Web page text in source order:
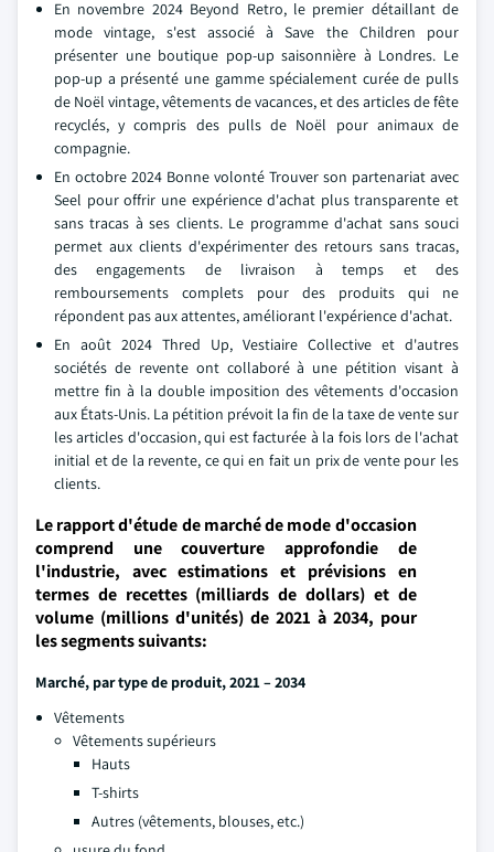
En novembre 2024 Beyond Retro, le premier détaillant de
mode vintage, s'est associé à Save the Children pour
présenter une boutique pop-up saisonnière à Londres. Le
pop-up a présenté une gamme spécialement curée de pulls
de Noël vintage, vêtements de vacances, et des articles de fête
recyclés, y compris des pulls de Noël pour animaux de
compagnie.
En octobre 2024 Bonne volonté Trouver son partenariat avec
Seel pour offrir une expérience d'achat plus transparente et
sans tracas à ses clients. Le programme d'achat sans souci
permet aux clients d'expérimenter des retours sans tracas,
des engagements de livraison à temps et des
remboursements complets pour des produits qui ne
répondent pas aux attentes, améliorant l'expérience d'achat.
En août 2024 Thred Up, Vestiaire Collective et d'autres
sociétés de revente ont collaboré à une pétition visant à
mettre fin à la double imposition des vêtements d'occasion
aux États-Unis. La pétition prévoit la fin de la taxe de vente sur
les articles d'occasion, qui est facturée à la fois lors de l'achat
initial et de la revente, ce qui en fait un prix de vente pour les
clients.
Le rapport d'étude de marché de mode d'occasion
comprend une couverture approfondie de
l'industrie, avec estimations et prévisions en
termes de recettes (milliards de dollars) et de
volume (millions d'unités) de 2021 à 2034, pour
les segments suivants:
Marché, par type de produit, 2021 – 2034
Vêtements
Vêtements supérieurs
Hauts
T-shirts
Autres (vêtements, blouses, etc.)